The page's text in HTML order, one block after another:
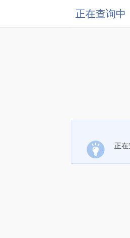
正在查询中
正在